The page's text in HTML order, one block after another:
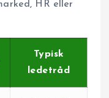
HR eller
Typisk
ledetråd